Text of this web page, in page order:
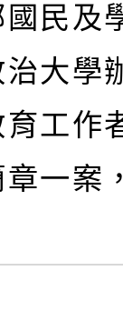
民及
大學
工作
一案